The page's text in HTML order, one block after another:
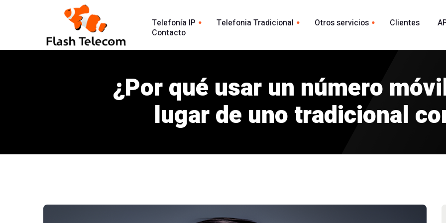
Telefonía IP
Centralita Virtual
SIP Trunk
Agente Conversacional AI
Línea 902
Telefonia Tradicional
Análisis Llamadas
902
Línea 900
Otros servicios
Envio Whatsapp por API
Agente Conversacional AI
Marca blanca
Clientes
Contacto
¿Por qué usar un número
lugar de uno tradicional